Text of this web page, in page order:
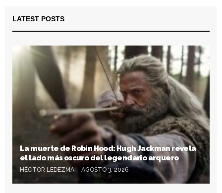
LATEST POSTS
La muerte de Robin Hood: Hugh Jackman revela
el lado más oscuro del legendario arquero
HÉCTOR LEDEZMA AGOSTO 3, 2026